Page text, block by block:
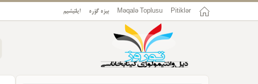
Pitiklər
Məqalə Toplusu بیزه گؤره ایلتیشیم